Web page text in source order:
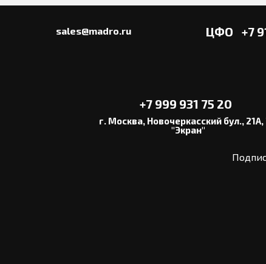
+7
г. Москва, Новочеркасский бул.,
"Экран"
+7 999 931 75 20
ЦФО
sales@madro.ru